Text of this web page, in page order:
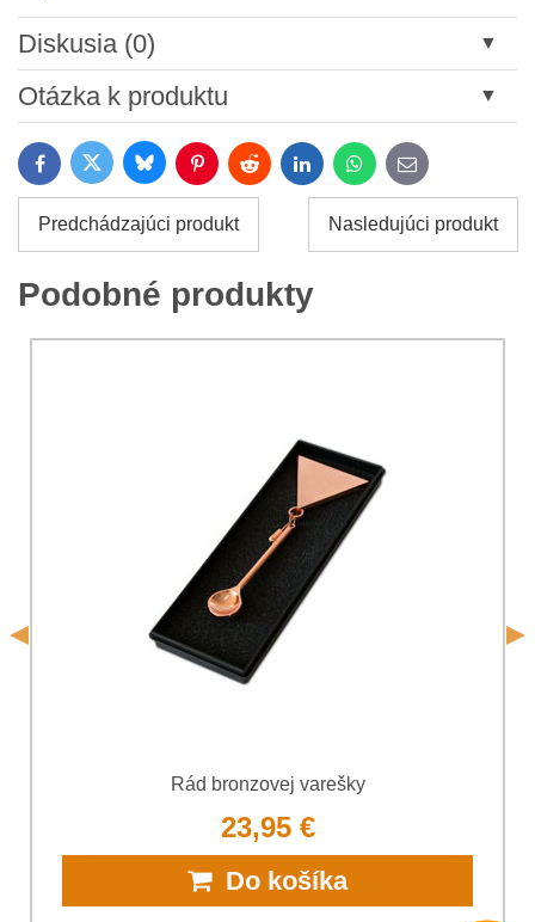
Diskusia (0)
Nový komentár
Názov:
Meno:*
Súhlasím so spracovaním osobných údajov za účelom
odoslania formulára. Oboznámil som sa s
Ochrany osobných údajov spoločnosti Bomba
Otázka k produktu
*
Váš e-mail:*
FacebookTwitter BlueskyPinterestReddit LinkedInWhatsApp
E-
mail
Predchádzajúci produkt Nasledujúci produkt
Podobné produkty
Rád bronzovej varešky
23,95 €
Do košíka